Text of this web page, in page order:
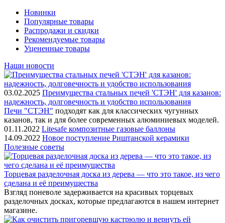
Новинки
Популярные товары
Распродажи и скидки
Рекомендуемые товары
Уцененные товары
Наши новости
03.02.2025 Преимущества стальных печей 'СТЭН' для казанов:
надежность, долговечность и удобство использования
Печи "СТЭН" подходят как для классических чугунных
казанов, так и для более современных алюминиевых моделей.
01.11.2022 Litesafe композитные газовые баллоны
14.09.2022 Новое поступление Риштанской керамики
Полезные советы
Торцевая разделочная доска из дерева — что это такое, из чего
сделана и её преимущества
Взгляд поневоле задерживается на красивых торцевых
разделочных досках, которые предлагаются в нашем интернет
магазине.